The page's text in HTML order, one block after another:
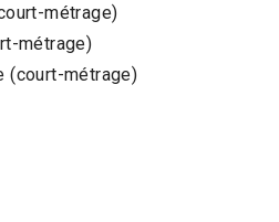
métrage)
métrage)
(court-métrage)